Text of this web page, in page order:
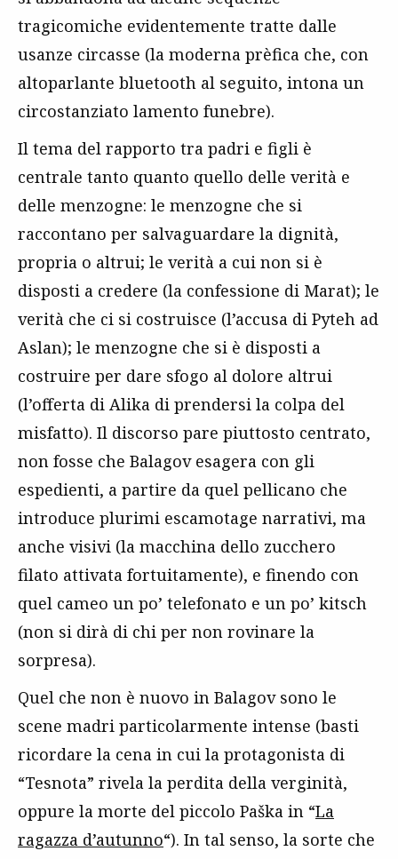
tragicomiche evidentemente tratte dalle
usanze circasse (la moderna prèfica che, con
altoparlante bluetooth al seguito, intona un
circostanziato lamento funebre).
Il tema del rapporto tra padri e figli è
centrale tanto quanto quello delle verità e
delle menzogne: le menzogne che si
raccontano per salvaguardare la dignità,
propria o altrui; le verità a cui non si è
disposti a credere (la confessione di Marat); le
verità che ci si costruisce (l’accusa di Pyteh ad
Aslan); le menzogne che si è disposti a
costruire per dare sfogo al dolore altrui
(l’offerta di Alika di prendersi la colpa del
misfatto). Il discorso pare piuttosto centrato,
non fosse che Balagov esagera con gli
espedienti, a partire da quel pellicano che
introduce plurimi escamotage narrativi, ma
anche visivi (la macchina dello zucchero
filato attivata fortuitamente), e finendo con
quel cameo un po’ telefonato e un po’ kitsch
(non si dirà di chi per non rovinare la
sorpresa).
Quel che non è nuovo in Balagov sono le
scene madri particolarmente intense (basti
ricordare la cena in cui la protagonista di
“Tesnota” rivela la perdita della verginità,
oppure la morte del piccolo Paška in “La
ragazza d’autunno“). In tal senso, la sorte che